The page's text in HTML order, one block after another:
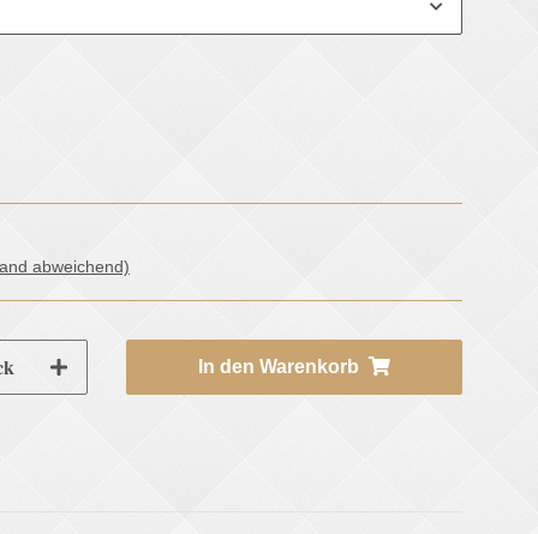
abweichend)
In den Warenkorb